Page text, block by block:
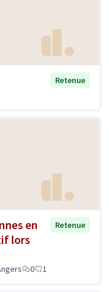
Retenue
en
lors
Retenue
0 1